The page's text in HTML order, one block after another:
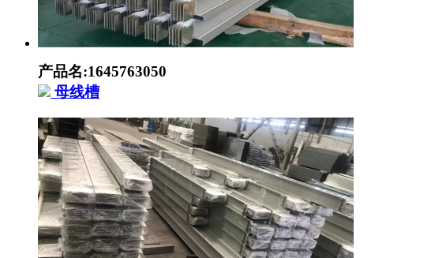
产品名:1645763050
母线槽